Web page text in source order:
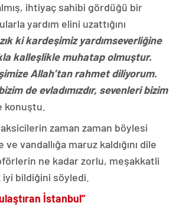
ihtiyaç sahibi gördüğü bir
yardım elini uzattığını
ki kardeşimiz yardımseverliğine
kalleşlikle muhatap olmuştur.
Allah’tan rahmet diliyorum.
de evladımızdır, sevenleri bizim
zaman zaman böylesi
vandallığa maruz kaldığını dile
ne kadar zorlu, meşakkatli
iyi bildiğini söyledi.
İstanbul”